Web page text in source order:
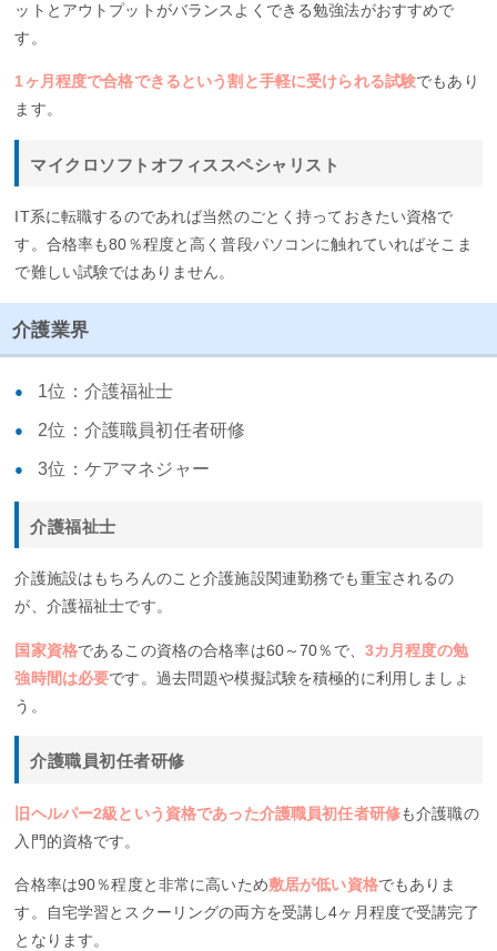
ットとアウトプットがバランスよくできる勉強法がおすすめで
す。
1ヶ月程度で合格できるという割と手軽に受けられる試験でもあり
ます。
マイクロソフトオフィススペシャリスト
IT系に転職するのであれば当然のごとく持っておきたい資格で
す。合格率も80％程度と高く普段パソコンに触れていればそこま
で難しい試験ではありません。
介護業界
1位：介護福祉士
2位：介護職員初任者研修
3位：ケアマネジャー
介護福祉士
介護施設はもちろんのこと介護施設関連勤務でも重宝されるの
が、介護福祉士です。
国家資格であるこの資格の合格率は60～70％で、 3カ月程度の勉
強時間は必要です。過去問題や模擬試験を積極的に利用しましょ
う。
介護職員初任者研修
旧ヘルパー2級という資格であった介護職員初任者研修も介護職の
入門的資格です。
合格率は90％程度と非常に高いため敷居が低い資格でもありま
す。自宅学習とスクーリングの両方を受講し4ヶ月程度で受講完了
となります。